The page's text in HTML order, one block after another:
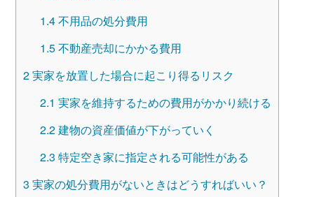
1.4不用品の処分費用
1.5不動産売却にかかる費用
2実家を放置した場合に起こり得るリスク
2.1 実家を維持するための費用がかかり続ける
2.2建物の資産価値が下がっていく
2.3 特定空き家に指定される可能性がある
3 実家の処分費用がないときはどうすればいい？